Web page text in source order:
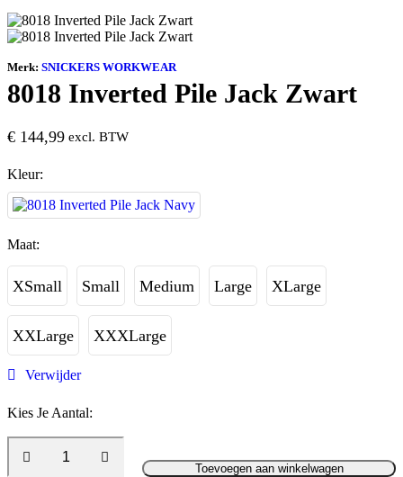
Merk: SNICKERS WORKWEAR
8018 Inverted Pile Jack Zwart
€ 144,99 excl. BTW
Kleur:
Maat:
XSmall Small Medium Large XLarge
XXLarge XXXLarge
Verwijder
Kies Je Aantal:
Toevoegen aan winkelwagen